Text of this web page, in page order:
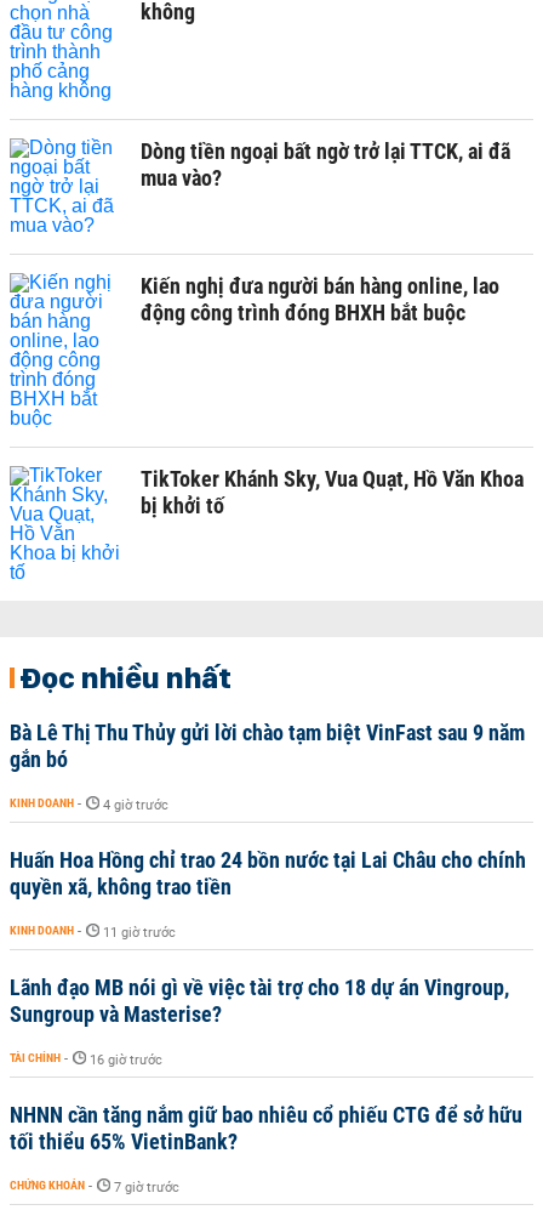
không
Dòng tiền ngoại bất ngờ trở lại TTCK, ai đã
mua vào?
Kiến nghị đưa người bán hàng online, lao
động công trình đóng BHXH bắt buộc
TikToker Khánh Sky, Vua Quạt, Hồ Văn Khoa
bị khởi tố
Đọc nhiều nhất
Bà Lê Thị Thu Thủy gửi lời chào tạm biệt VinFast sau 9 năm
gắn bó
KINH DOANH - 4 giờ trước
Huấn Hoa Hồng chỉ trao 24 bồn nước tại Lai Châu cho chính
quyền xã, không trao tiền
KINH DOANH - 11 giờ trước
Lãnh đạo MB nói gì về việc tài trợ cho 18 dự án Vingroup,
Sungroup và Masterise?
TÀI CHÍNH - 16 giờ trước
NHNN cần tăng nắm giữ bao nhiêu cổ phiếu CTG để sở hữu
tối thiểu 65% VietinBank?
CHỨNG KHOÁN - 7 giờ trước